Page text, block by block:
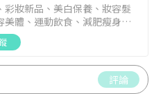
彩妝新品、美白保養、妝容髮
美體、運動飲食、減肥瘦身、
評論